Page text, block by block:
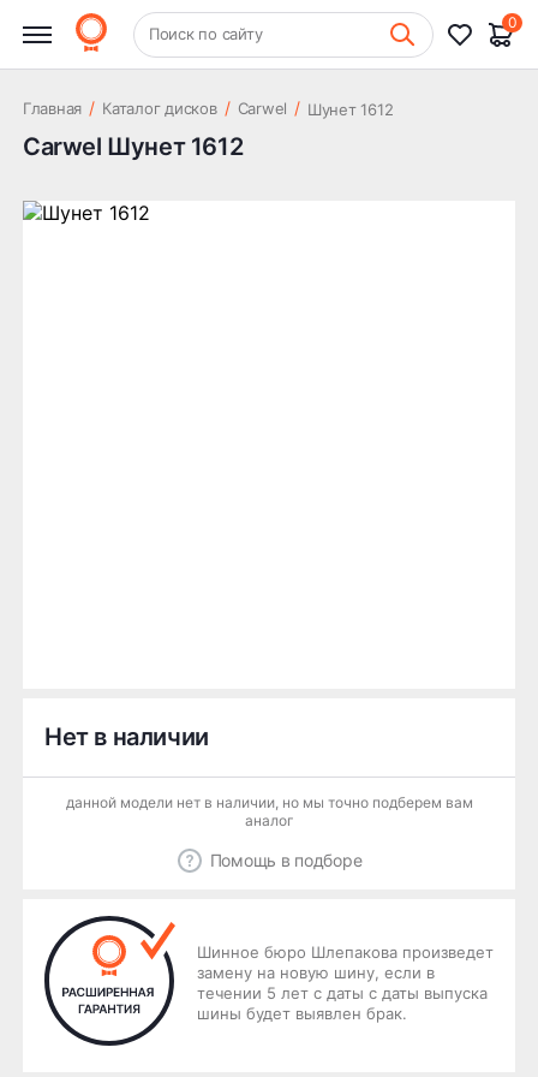
+7 (831) 261-35-35 Шиномонтаж
Поиск по сайту
0
Главная / Каталог дисков / Carwel / Шунет 1612
Carwel Шунет 1612
Нет в наличии
данной модели нет в наличии, но мы точно подберем вам
аналог
Помощь в подборе
Шинное бюро Шлепакова произведет
замену на новую шину, если в
течении 5 лет с даты с даты выпуска
шины будет выявлен брак.